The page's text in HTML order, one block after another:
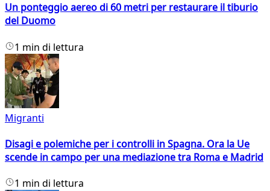
Un ponteggio aereo di 60 metri per restaurare il tiburio
del Duomo
1 min di lettura
Migranti
Disagi e polemiche per i controlli in Spagna. Ora la Ue
scende in campo per una mediazione tra Roma e Madrid
1 min di lettura